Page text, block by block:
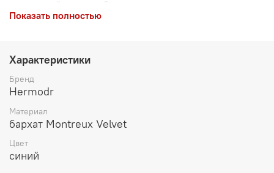
кресле или кровати и помогает объединить текстиль в
плотной и мягкой ткани, устойчивой к истиранию.
Скрытая молния позволяет легко снять чехол и
постирать его отдельно от подушки, что повышает
подходит для ежедневного использования и
декоративного оформления пространства.
Показать полностью
Характеристики
Бренд
Hermodr
Материал
бархат Montreux Velvet
Цвет
синий